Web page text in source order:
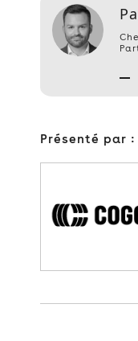
Présenté par :